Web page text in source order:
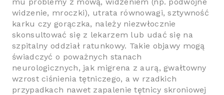
widzenie, mroczki), utrata równowagi, sztywność
karku czy gorączka, należy niezwłocznie
skonsultować się z lekarzem lub udać się na
szpitalny oddział ratunkowy. Takie objawy mogą
świadczyć o poważnych stanach
neurologicznych, jak migrena z aurą, gwałtowny
wzrost ciśnienia tętniczego, a w rzadkich
przypadkach nawet zapalenie tętnicy skroniowej